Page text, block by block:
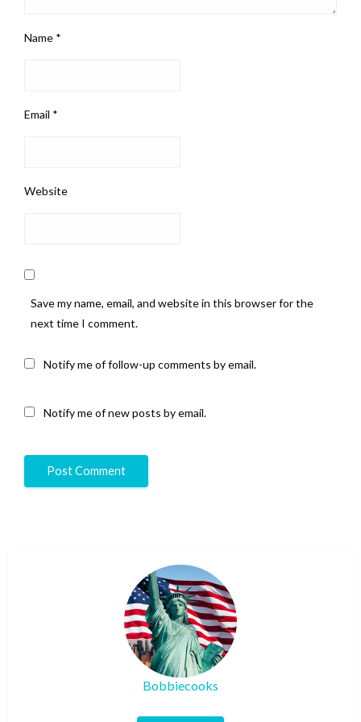
Name *
Email *
Website
Save my name, email, and website in this browser for the
next time I comment.
Notify me of follow-up comments by email.
Notify me of new posts by email.
Bobbiecooks